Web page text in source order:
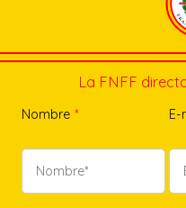
La FNFF
Nombre * E-